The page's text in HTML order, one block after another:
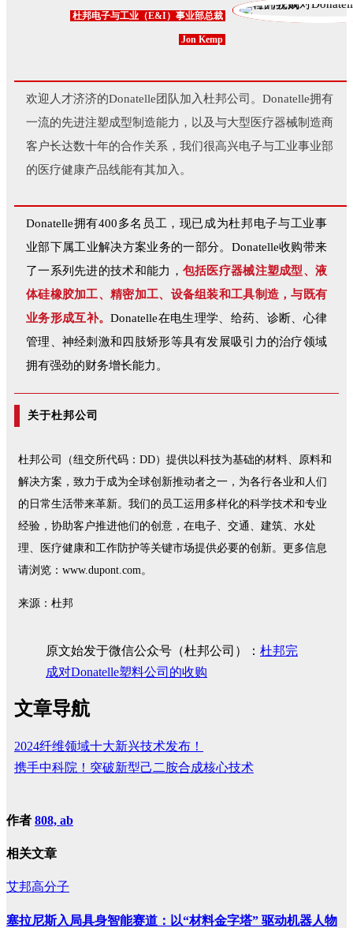
杜邦电子与工业（E&I）事业部总裁
Jon Kemp
欢迎人才济济的Donatelle团队加入杜邦公司。Donatelle拥有
一流的先进注塑成型制造能力，以及与大型医疗器械制造商
客户长达数十年的合作关系，我们很高兴电子与工业事业部
的医疗健康产品线能有其加入。
Donatelle拥有400多名员工，现已成为杜邦电子与工业事
业部下属工业解决方案业务的一部分。Donatelle收购带来
了一系列先进的技术和能力， 包括医疗器械注塑成型、液
体硅橡胶加工、精密加工、设备组装和工具制造，与既有
业务形成互补。Donatelle在电生理学、给药、诊断、心律
管理、神经刺激和四肢矫形等具有发展吸引力的治疗领域
拥有强劲的财务增长能力。
关于杜邦公司
杜邦公司（纽交所代码：DD）提供以科技为基础的材料、原料和
解决方案，致力于成为全球创新推动者之一，为各行各业和人们
的日常生活带来革新。我们的员工运用多样化的科学技术和专业
经验，协助客户推进他们的创意，在电子、交通、建筑、水处
理、医疗健康和工作防护等关键市场提供必要的创新。更多信息
请浏览：www.dupont.com。
来源：杜邦
原文始发于微信公众号（杜邦公司）： 杜邦完
成对Donatelle塑料公司的收购
文章导航
2024纤维领域十大新兴技术发布！
携手中科院！突破新型己二胺合成核心技术
作者 808, ab
相关文章
艾邦高分子
塞拉尼斯入局具身智能赛道：以“材料金字塔” 驱动机器人物